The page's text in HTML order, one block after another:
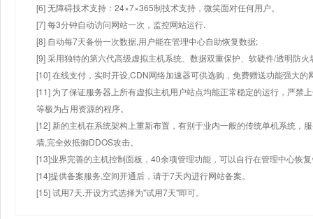
[6] 无障碍技术支持：24×7×365制技术支持，微笑面对任何用户。
[7] 每3分钟自动访问网站一次，监控网站运行.
[8] 自动每7天备份一次数据,用户能在管理中心自助恢复数据;
[9] 采用独特的第六代高级虚拟主机系统、数据双重保护、软硬件/透明防火
[10] 在线支付，实时开设,CDN网络加速器可供选购，免费赠送功能强大
[11] 为了保证服务器上所有虚拟主机用户站点均能正常稳定的运行，严禁
等极为占用资源的程序。
[12] 新的主机在系统架构上重新布置，有别于业内一般的传统单机系统，
墙,完全效抵御DDOS攻击。
[13]业界完善的主机控制面板，40余项管理功能，可以自行在管理中心恢
[14]提供备案服务,空间开通后，请于7天内进行网站备案。
[15] 试用7天.开设方式选择为"试用7天"即可。